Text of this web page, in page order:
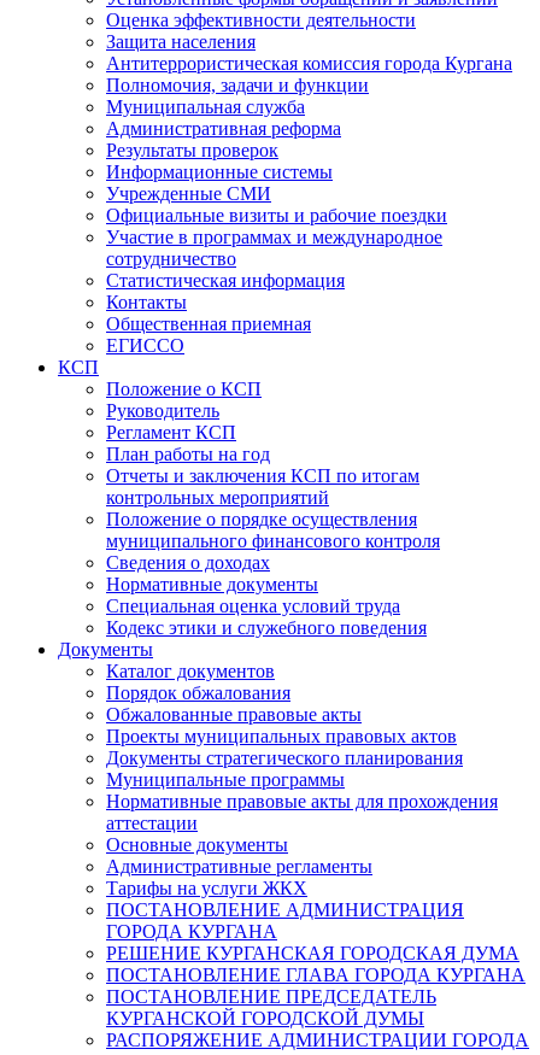
Оценка эффективности деятельности
Защита населения
Антитеррористическая комиссия города Кургана
Полномочия, задачи и функции
Муниципальная служба
Административная реформа
Результаты проверок
Информационные системы
Учрежденные СМИ
Официальные визиты и рабочие поездки
Участие в программах и международное
сотрудничество
Статистическая информация
Контакты
Общественная приемная
ЕГИССО
КСП
Положение о КСП
Руководитель
Регламент КСП
План работы на год
Отчеты и заключения КСП по итогам
контрольных мероприятий
Положение о порядке осуществления
муниципального финансового контроля
Сведения о доходах
Нормативные документы
Специальная оценка условий труда
Кодекс этики и служебного поведения
Документы
Каталог документов
Порядок обжалования
Обжалованные правовые акты
Проекты муниципальных правовых актов
Документы стратегического планирования
Муниципальные программы
Нормативные правовые акты для прохождения
аттестации
Основные документы
Административные регламенты
Тарифы на услуги ЖКХ
ПОСТАНОВЛЕНИЕ АДМИНИСТРАЦИЯ
ГОРОДА КУРГАНА
РЕШЕНИЕ КУРГАНСКАЯ ГОРОДСКАЯ ДУМА
ПОСТАНОВЛЕНИЕ ГЛАВА ГОРОДА КУРГАНА
ПОСТАНОВЛЕНИЕ ПРЕДСЕДАТЕЛЬ
КУРГАНСКОЙ ГОРОДСКОЙ ДУМЫ
РАСПОРЯЖЕНИЕ АДМИНИСТРАЦИИ ГОРОДА